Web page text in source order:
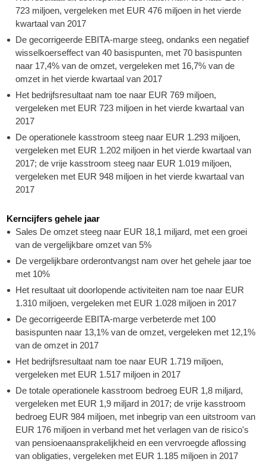
723 miljoen, vergeleken met EUR 476 miljoen in het vierde
kwartaal van 2017
De gecorrigeerde EBITA-marge steeg, ondanks een negatief
wisselkoerseffect van 40 basispunten, met 70 basispunten
naar 17,4% van de omzet, vergeleken met 16,7% van de
omzet in het vierde kwartaal van 2017
Het bedrijfsresultaat nam toe naar EUR 769 miljoen,
vergeleken met EUR 723 miljoen in het vierde kwartaal van
2017
De operationele kasstroom steeg naar EUR 1.293 miljoen,
vergeleken met EUR 1.202 miljoen in het vierde kwartaal van
2017; de vrije kasstroom steeg naar EUR 1.019 miljoen,
vergeleken met EUR 948 miljoen in het vierde kwartaal van
2017
Kerncijfers gehele jaar
Sales De omzet steeg naar EUR 18,1 miljard, met een groei
van de vergelijkbare omzet van 5%
De vergelijkbare orderontvangst nam over het gehele jaar toe
met 10%
Het resultaat uit doorlopende activiteiten nam toe naar EUR
1.310 miljoen, vergeleken met EUR 1.028 miljoen in 2017
De gecorrigeerde EBITA-marge verbeterde met 100
basispunten naar 13,1% van de omzet, vergeleken met 12,1%
van de omzet in 2017
Het bedrijfsresultaat nam toe naar EUR 1.719 miljoen,
vergeleken met EUR 1.517 miljoen in 2017
De totale operationele kasstroom bedroeg EUR 1,8 miljard,
vergeleken met EUR 1,9 miljard in 2017; de vrije kasstroom
bedroeg EUR 984 miljoen, met inbegrip van een uitstroom van
EUR 176 miljoen in verband met het verlagen van de risico's
van pensioenaansprakelijkheid en een vervroegde aflossing
van obligaties, vergeleken met EUR 1.185 miljoen in 2017